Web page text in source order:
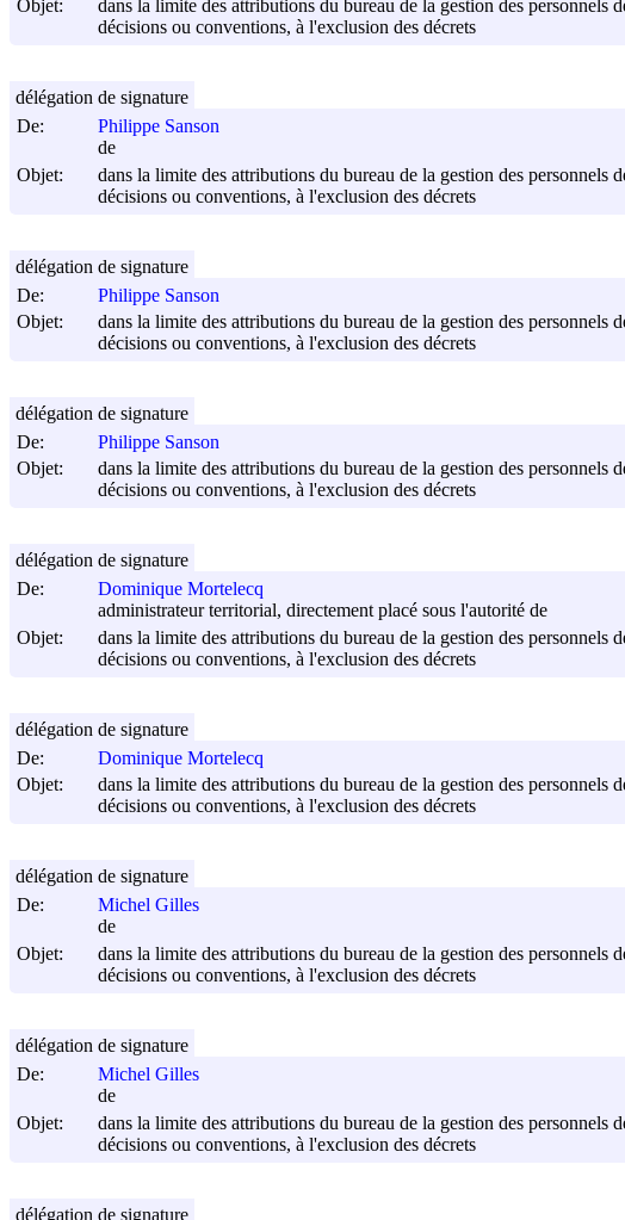
Objet:
dans la limite des attributions du bureau de la gestion des personnels
décisions ou conventions, à l'exclusion des décrets
De:
Philippe Sanson
de
Objet:
dans la limite des attributions du bureau de la gestion des personnels
décisions ou conventions, à l'exclusion des décrets
délégation de signature
De:
Philippe Sanson
Objet:
dans la limite des attributions du bureau de la gestion des personnels
décisions ou conventions, à l'exclusion des décrets
délégation de signature
De:
Philippe Sanson
Objet:
dans la limite des attributions du bureau de la gestion des personnels
décisions ou conventions, à l'exclusion des décrets
délégation de signature
De:
Dominique Mortelecq
administrateur territorial, directement placé sous l'autorité de
Objet:
dans la limite des attributions du bureau de la gestion des personnels
décisions ou conventions, à l'exclusion des décrets
délégation de signature
De:
Dominique Mortelecq
Objet:
dans la limite des attributions du bureau de la gestion des personnels
décisions ou conventions, à l'exclusion des décrets
délégation de signature
De:
Michel Gilles
de
Objet:
dans la limite des attributions du bureau de la gestion des personnels
décisions ou conventions, à l'exclusion des décrets
délégation de signature
De:
Michel Gilles
de
Objet:
dans la limite des attributions du bureau de la gestion des personnels
décisions ou conventions, à l'exclusion des décrets
délégation de signature
délégation de signature